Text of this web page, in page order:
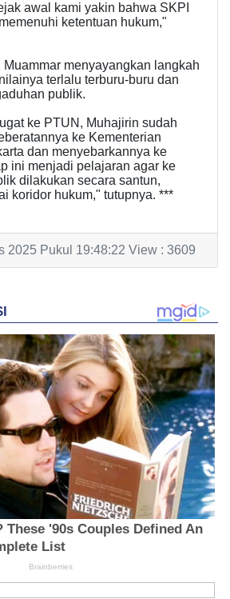
awal kami yakin bahwa SKPI
ketentuan hukum,"
Muammar menyayangkan langkah
terlalu terburu-buru dan
publik.
ke PTUN, Muhajirin sudah
ke Kementerian
dan menyebarkannya ke
ini menjadi pelajaran agar ke
dilakukan secara santun,
koridor hukum," tutupnya. ***
2025 Pukul 19:48:22 View : 3609